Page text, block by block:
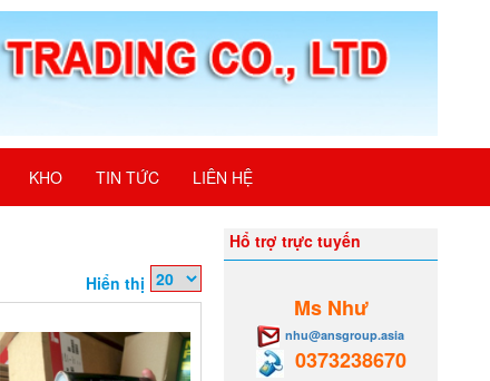
KHO TIN TỨC LIÊN HỆ
Hiển thị
Hổ trợ trực tuyến
Ms Như
nhu@ansgroup.asia
0373238670